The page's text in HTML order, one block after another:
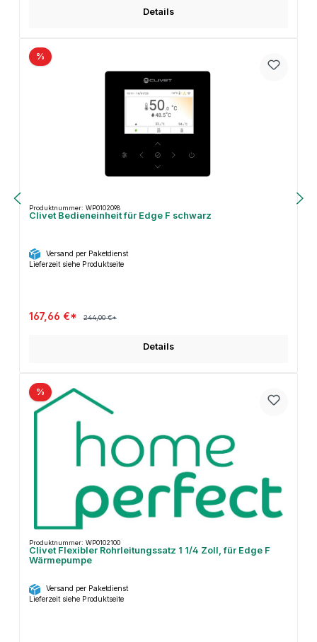
Details
%
Produktnummer: WP0102098
Clivet Bedieneinheit für Edge F schwarz
Versand per Paketdienst
Lieferzeit siehe Produktseite
167,66 €* 244,00 €*
Details
%
Produktnummer: WP0102100
Clivet Flexibler Rohrleitungssatz 1 1/4 Zoll, für Edge F
Wärmepumpe
Versand per Paketdienst
Lieferzeit siehe Produktseite